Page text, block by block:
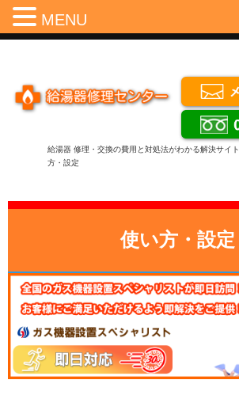
給湯器 修理・交換の費用と対処法がわかる解決サイト
方・設定
使い方・設定
MENU
Menu